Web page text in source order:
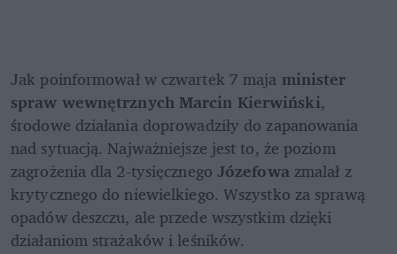
Jak poinformował w czwartek 7 maja minister
spraw wewnętrznych Marcin Kierwiński,
środowe działania doprowadziły do zapanowania
nad sytuacją. Najważniejsze jest to, że poziom
zagrożenia dla 2-tysięcznego Józefowa zmalał z
krytycznego do niewielkiego. Wszystko za sprawą
opadów deszczu, ale przede wszystkim dzięki
działaniom strażaków i leśników.